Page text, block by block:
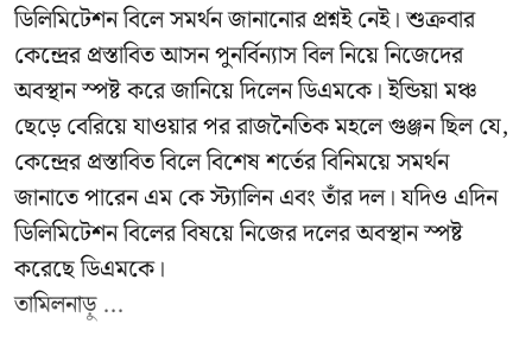
ডিলিমিটেশন বিলে সমর্থন জানানোর প্রশ্নই নেই। শুক্রবার
কেন্দ্রের প্রস্তাবিত আসন পুনর্বিন্যাস বিল নিয়ে নিজেদের
অবস্থান স্পষ্ট করে জানিয়ে দিলেন ডিএমকে। ইন্ডিয়া মঞ্চ
ছেড়ে বেরিয়ে যাওয়ার পর রাজনৈতিক মহলে গুঞ্জন ছিল যে,
কেন্দ্রের প্রস্তাবিত বিলে বিশেষ শর্তের বিনিময়ে সমর্থন
জানাতে পারেন এম কে স্ট্যালিন এবং তাঁর দল। যদিও এদিন
ডিলিমিটেশন বিলের বিষয়ে নিজের দলের অবস্থান স্পষ্ট
করেছে ডিএমকে।
তামিলনাড়ু ...